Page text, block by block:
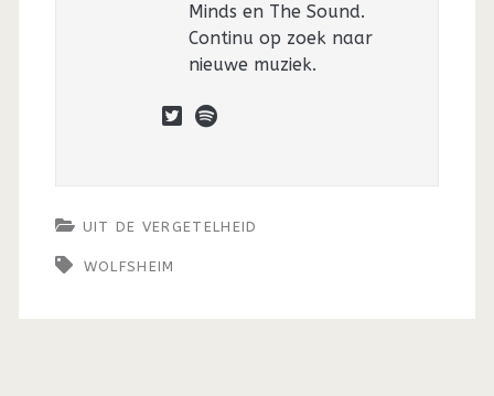
Minds en The Sound.
Continu op zoek naar
nieuwe muziek.
twitterspotify
UIT DE VERGETELHEID
WOLFSHEIM